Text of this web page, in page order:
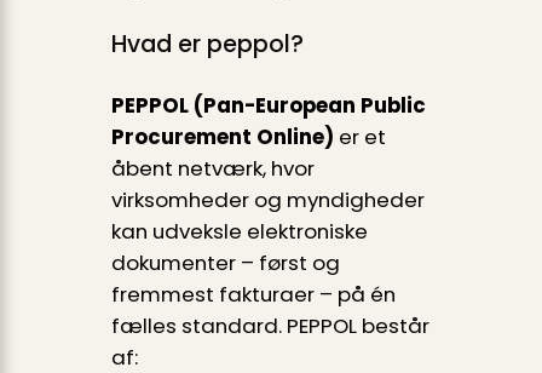
Hvad er peppol?
PEPPOL (Pan-European Public
Procurement Online) er et
åbent netværk, hvor
virksomheder og myndigheder
kan udveksle elektroniske
dokumenter – først og
fremmest fakturaer – på én
fælles standard. PEPPOL består
af: